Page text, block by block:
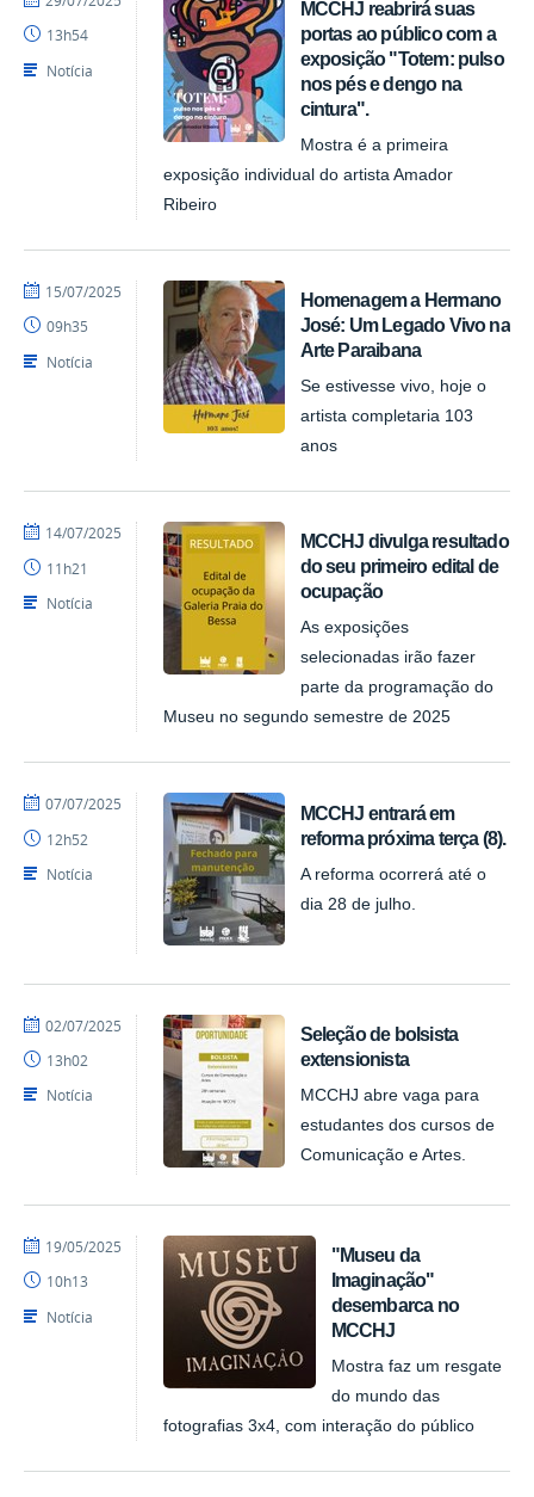
MCCHJ reabrirá suas
portas ao público com a
exposição "Totem: pulso
nos pés e dengo na
cintura".
Mostra é a primeira
exposição individual do artista Amador
Ribeiro
MCCHJ13h54
Notícia
Homenagem a Hermano
José: Um Legado Vivo na
Arte Paraibana
Se estivesse vivo, hoje o
artista completaria 103
anos
por
MCCHJ
publicado
15/07/2025
09h35
Notícia
MCCHJ divulga resultado
do seu primeiro edital de
ocupação
As exposições
selecionadas irão fazer
parte da programação do
Museu no segundo semestre de 2025
por
MCCHJ
publicado
14/07/2025
11h21
Notícia
MCCHJ entrará em
reforma próxima terça (8).
A reforma ocorrerá até o
dia 28 de julho.
por
MCCHJ
publicado
07/07/2025
12h52
Notícia
Seleção de bolsista
extensionista
MCCHJ abre vaga para
estudantes dos cursos de
Comunicação e Artes.
por
MCCHJ
publicado
02/07/2025
13h02
Notícia
"Museu da
Imaginação"
desembarca no
MCCHJ
Mostra faz um resgate
do mundo das
fotografias 3x4, com interação do público
por
MCCHJ
publicado
19/05/2025
10h13
Notícia